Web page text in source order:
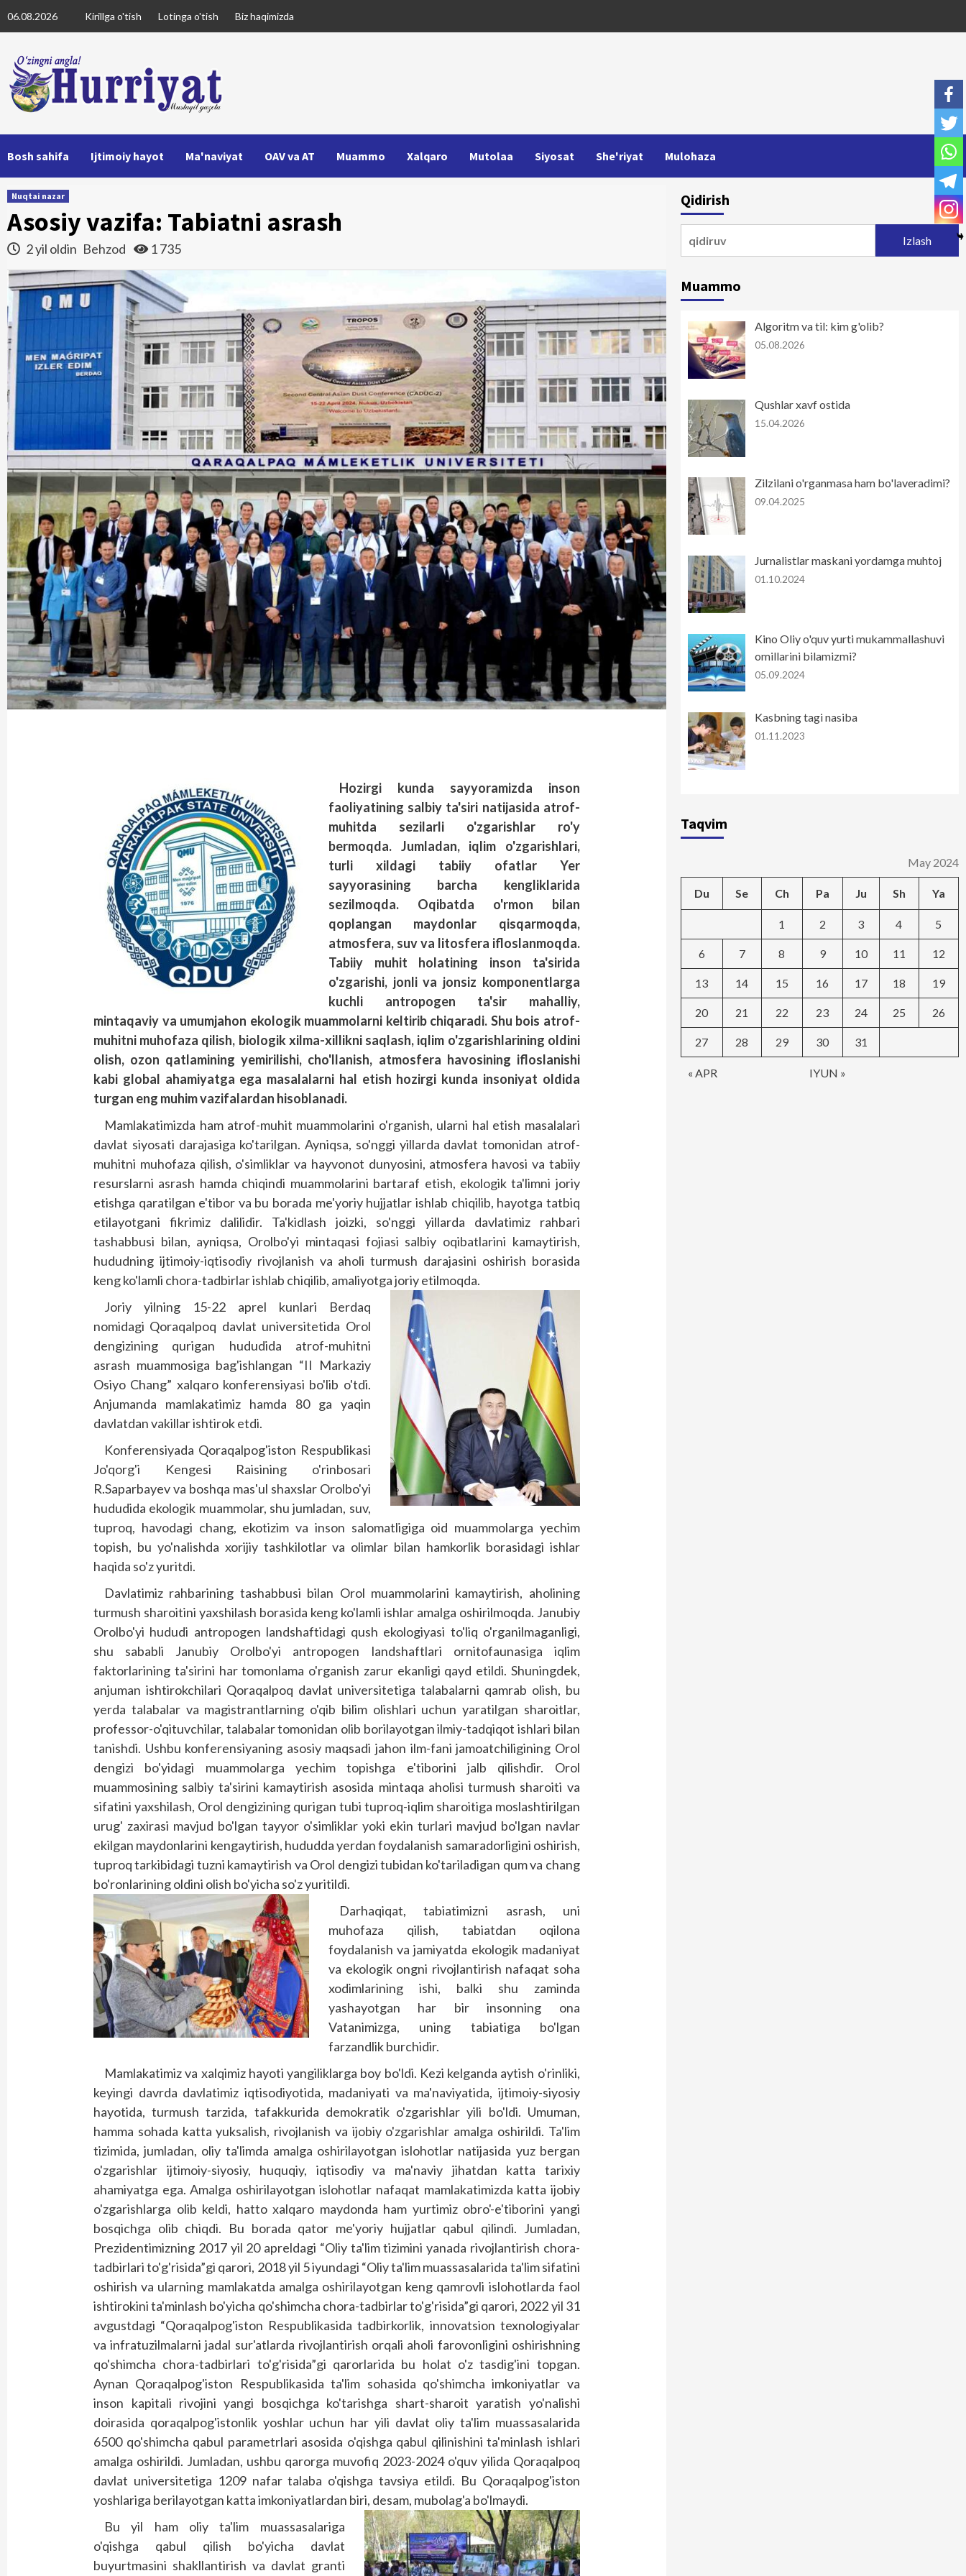
to
06.08.2026 Kirillga o'tish Lotinga o'tish Biz haqimizda
Bosh sahifa Ijtimoiy hayot Ma'naviyat OAV va AT Muammo Xalqaro Mutolaa Siyosat She'riyat Mulohaza
Nuqtai nazar
Asosiy vazifa: Tabiatni asrash
2 yil oldin Behzod 1 735
Hozirgi kunda sayyoramizda inson
faoliyatining salbiy ta'siri natijasida atrof-
muhitda sezilarli o'zgarishlar ro'y
bermoqda. Jumladan, iqlim o'zgarishlari,
turli xildagi tabiiy ofatlar Yer
sayyorasining barcha kengliklarida
sezilmoqda. Oqibatda o'rmon bilan
qoplangan maydonlar qisqarmoqda,
atmosfera, suv va litosfera ifloslanmoqda.
Tabiiy muhit holatining inson ta'sirida
o'zgarishi, jonli va jonsiz komponentlarga
kuchli antropogen ta'sir mahalliy,
mintaqaviy va umumjahon ekologik muammolarni keltirib chiqaradi. Shu bois atrof-
muhitni muhofaza qilish, biologik xilma-xillikni saqlash, iqlim o'zgarishlarining oldini
olish, ozon qatlamining yemirilishi, cho'llanish, atmosfera havosining ifloslanishi
kabi global ahamiyatga ega masalalarni hal etish hozirgi kunda insoniyat oldida
turgan eng muhim vazifalardan hisoblanadi.
Mamlakatimizda ham atrof-muhit muammolarini o'rganish, ularni hal etish masalalari
davlat siyosati darajasiga ko'tarilgan. Ayniqsa, so'nggi yillarda davlat tomonidan atrof-
muhitni muhofaza qilish, o'simliklar va hayvonot dunyosini, atmosfera havosi va tabiiy
resurslarni asrash hamda chiqindi muammolarini bartaraf etish, ekologik ta'limni joriy
etishga qaratilgan e'tibor va bu borada me'yoriy hujjatlar ishlab chiqilib, hayotga tatbiq
etilayotgani fikrimiz dalilidir. Ta'kidlash joizki, so'nggi yillarda davlatimiz rahbari
tashabbusi bilan, ayniqsa, Orolbo'yi mintaqasi fojiasi salbiy oqibatlarini kamaytirish,
hududning ijtimoiy-iqtisodiy rivojlanish va aholi turmush darajasini oshirish borasida
keng ko'lamli chora-tadbirlar ishlab chiqilib, amaliyotga joriy etilmoqda.
Joriy yilning 15-22 aprel kunlari Berdaq
nomidagi Qoraqalpoq davlat universitetida Orol
dengizining qurigan hududida atrof-muhitni
asrash muammosiga bag'ishlangan “II Markaziy
Osiyo Chang” xalqaro konferensiyasi bo'lib o'tdi.
Anjumanda mamlakatimiz hamda 80 ga yaqin
davlatdan vakillar ishtirok etdi.
Konferensiyada Qoraqalpog'iston Respub­likasi
Jo'qorg'i Kengesi Raisining o'rinbosari
R.Saparbayev va boshqa mas'ul shaxslar Orolbo'yi
hududida ekologik muammolar, shu jumladan, suv,
tuproq, havodagi chang, ekotizim va inson salomatligiga oid muammolarga yechim
topish, bu yo'nalishda xorijiy tashkilotlar va olimlar bilan hamkorlik borasidagi ishlar
haqida so'z yuritdi.
Davlatimiz rahbarining tashabbusi bilan Orol muammolarini kamaytirish, aholining
turmush sharoitini yaxshilash borasida keng ko'lamli ishlar amalga oshirilmoqda. Janubiy
Orolbo'yi hududi antropogen landshaftidagi qush ekologiyasi to'liq o'rganilmaganligi,
shu sababli Janubiy Orolbo'yi antropogen landshaftlari ornitofaunasiga iqlim
faktorlarining ta'sirini har tomonlama o'rganish zarur ekanligi qayd etildi. Shuning­dek,
anjuman ishtirokchilari Qoraqalpoq davlat universitetiga talabalarni qamrab olish, bu
yerda talabalar va magistrantlarning o'qib bilim olishlari uchun yaratilgan sharoitlar,
professor-o'qituvchilar, talabalar tomonidan olib borilayotgan ilmiy-tadqiqot ishlari bilan
tanishdi. Ushbu konferensiyaning asosiy maqsadi jahon ilm-fani jamoatchiligining Orol
dengizi bo'yidagi muammolarga yechim topishga e'tiborini jalb qilishdir. Orol
muammosining salbiy ta'sirini kamaytirish asosida mintaqa aholisi turmush sharoiti va
sifatini yaxshilash, Orol dengizining qurigan tubi tuproq-iqlim sharoitiga moslashtirilgan
urug' zaxirasi mavjud bo'lgan tayyor o'simliklar yoki ekin turlari mavjud bo'lgan navlar
ekilgan maydonlarini kengaytirish, hududda yerdan foydalanish samaradorligini oshirish,
tuproq tarkibidagi tuzni kamaytirish va Orol dengizi tubidan ko'tariladigan qum va chang
bo'ronlarining oldini olish bo'yicha so'z yuritildi.
Darhaqiqat, tabiatimizni asrash, uni
muhofaza qilish, tabiatdan oqilona
foydalanish va jamiyatda ekologik madaniyat
va ekologik ongni rivojlantirish nafaqat soha
xodimlarining ishi, balki shu zaminda
yashayotgan har bir insonning ona
Vatanimizga, uning tabiatiga bo'lgan
farzandlik burchidir.
Mamlakatimiz va xalqimiz hayoti yangiliklarga boy bo'ldi. Kezi kelganda aytish o'rinliki,
keyingi davrda davlatimiz iqtisodiyotida, madaniyati va ma'naviyatida, ijtimoiy-siyosiy
hayotida, turmush tarzida, tafakkurida demokratik o'zgarishlar yili bo'ldi. Umuman,
hamma sohada katta yuksalish, rivojlanish va ijobiy o'zgarishlar amalga oshirildi. Ta'lim
tizimida, jumladan, oliy ta'limda amalga oshirilayotgan islohotlar natijasida yuz bergan
o'zgarishlar ijtimoiy-siyosiy, huquqiy, iqtisodiy va ma'naviy jihatdan katta tarixiy
ahamiyatga ega. Amalga oshirilayotgan islohotlar nafaqat mamlakatimizda katta ijobiy
o'zgarishlarga olib keldi, hatto xalqaro maydonda ham yurtimiz obro'-e'tiborini yangi
bosqichga olib chiqdi. Bu borada qator me'yoriy hujjatlar qabul qilindi. Jumladan,
Prezidentimizning 2017 yil 20 apreldagi “Oliy ta'lim tizimini yanada rivojlantirish chora-
tadbirlari to'g'risida”gi qarori, 2018 yil 5 iyundagi “Oliy ta'lim muassasalarida ta'lim sifatini
oshirish va ularning mamlakatda amalga oshirilayotgan keng qamrovli islohotlarda faol
ishtirokini ta'minlash bo'yicha qo'shimcha chora-tadbirlar to'g'risida”gi qarori, 2022 yil 31
avgustdagi “Qoraqalpog'is­ton Respublikasida tadbirkorlik, innovatsion texnologiyalar
va infratuzilmalarni jadal sur'atlarda rivoj­lantirish orqali aholi farovonligini oshirishning
qo'shimcha chora-tadbirlari to'g'risida”gi qarorlarida bu holat o'z tasdig'ini top­gan.
Aynan Qoraqalpog'iston Respublikasida ta'lim sohasida qo'shimcha imkoniyatlar va
inson kapitali rivojini yangi bosqichga ko'tarishga shart-sharoit yaratish yo'nalishi
doirasida qoraqalpog'is­tonlik yoshlar uchun har yili davlat oliy ta'lim muassasalarida
6500 qo'shimcha qabul parametrlari asosida o'qishga qabul qilinishini ta'minlash ishlari
amalga oshirildi. Jumladan, ushbu qarorga muvofiq 2023-2024 o'quv yilida Qoraqalpoq
davlat universitetiga 1209 nafar talaba o'qishga tavsiya etildi. Bu Qoraqalpog'iston
yoshlariga berilayotgan katta imkoniyatlardan biri, desam, mubolag'a bo'lmaydi.
Bu yil ham oliy ta'lim muassasalariga
o'qishga qabul qilish bo'yicha davlat
buyurtmasini shakllantirish va davlat granti
Qidirish
Muammo
Algoritm va til: kim g'olib?
05.08.2026
Qushlar xavf ostida
15.04.2026
Zilzilani o'rganmasa ham bo'laveradimi?
09.04.2025
Jurnalistlar maskani yordamga muhtoj
01.10.2024
Kino Oliy o'quv yurti mukammallashuvi
omillarini bilamizmi?
05.09.2024
Kasbning tagi nasiba
01.11.2023
Taqvim
May 2024
Du Se Ch Pa Ju Sh Ya
« APR IYUN »
1 2 3 4 5
6 7 8 9 10 11 12
13 14 15 16 17 18 19
20 21 22 23 24 25 26
27 28 29 30 31